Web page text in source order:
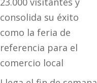
consolida su éxito
como la feria de
referencia para el
comercio local